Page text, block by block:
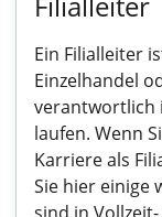
Ein Filialleiter
Einzelhandel
verantwortlich
laufen. Wenn
Karriere als
Sie hier einige